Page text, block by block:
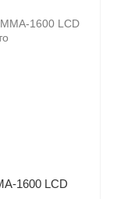
1600 LCD